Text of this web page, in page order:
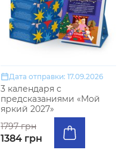
Дата отправки: 17.09.2026
3 календаря с
предсказаниями «Мой
яркий 2027»
1797 грн
1384 грн